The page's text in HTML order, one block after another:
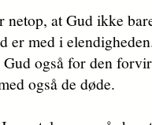
netop, at Gud ikke
er med i
også for den
også de døde.